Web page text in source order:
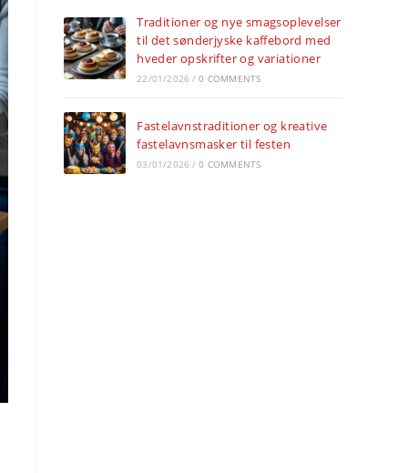
Traditioner og nye smagsoplevelser
til det sønderjyske kaffebord med
hveder opskrifter og variationer
22/01/2026 / 0 COMMENTS
Fastelavnstraditioner og kreative
fastelavnsmasker til festen
03/01/2026 / 0 COMMENTS